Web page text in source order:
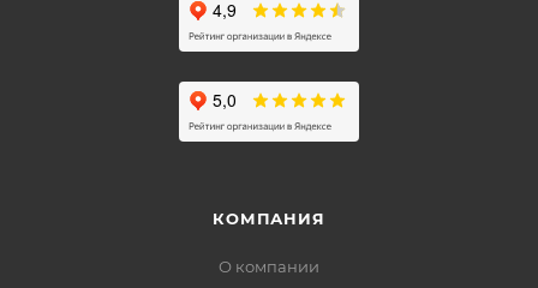
КОМПАНИЯ
О компании